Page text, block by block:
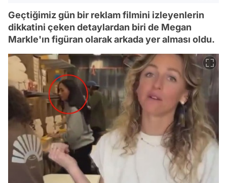
Geçtiğimiz gün bir reklam filmini izleyenlerin
dikkatini çeken detaylardan biri de Megan
Markle'ın figüran olarak arkada yer alması oldu.